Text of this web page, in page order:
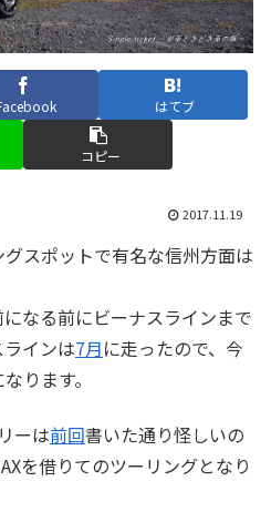
はてブ
コピー
2017.11.19
スポットで有名な信州方面は
なる前にビーナスラインまで
インは7月に走ったので、今
ります。
ーは前回書いた通り怪しいの
を借りてのツーリングとなり